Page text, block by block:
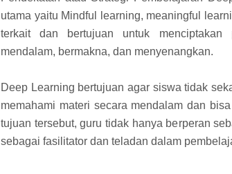
utama yaitu Mindful learning, meaningful
terkait dan bertujuan untuk menciptakan
mendalam, bermakna, dan menyenangkan.
Deep Learning bertujuan agar siswa tidak
memahami materi secara mendalam dan
tujuan tersebut, guru tidak hanya berperan
sebagai fasilitator dan teladan dalam